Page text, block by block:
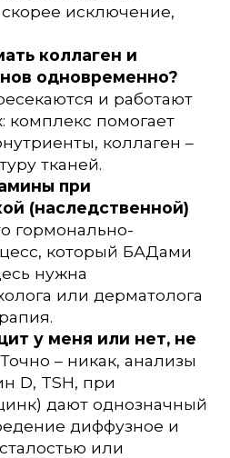
исключение,
коллаген и
одновременно?
и работают
комплекс помогает
коллаген –
тканей.
при
(наследственной)
гормонально-
который БАДами
нужна
или дерматолога
у меня или нет, не
Точно – никак, анализы
D, TSH, при
дают однозначный
диффузное и
или